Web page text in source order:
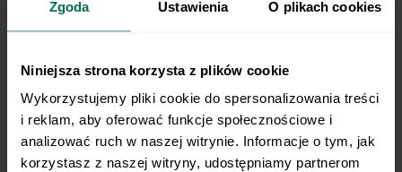
Zgoda Ustawienia O plikach cookies
Niniejsza strona korzysta z plików cookie
Wykorzystujemy pliki cookie do spersonalizowania treści
i reklam, aby oferować funkcje społecznościowe i
analizować ruch w naszej witrynie. Informacje o tym, jak
korzystasz z naszej witryny, udostępniamy partnerom
408 kcal
Jeśli nie jajko i nie mięso, to może ryba? Na śniadanie
postaw na tortillę z wędzonym pstrągiem, ogórkiem,
papryką i sosem jogurtowo-koperkowym. To ekspresowy
przepis na śniadanie z 26 g białka w porcji, a także solidną
porcją błonnika czy kwasów omega-3.